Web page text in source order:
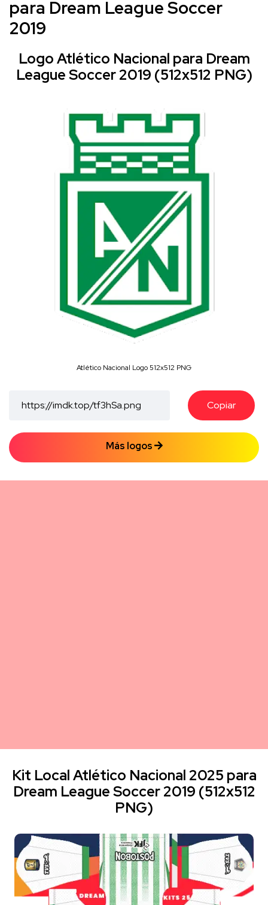
para Dream League Soccer
2019
Logo Atlético Nacional para Dream
League Soccer 2019 (512x512 PNG)
Atlético Nacional Logo 512x512 PNG
Copiar
Más logos
Kit Local Atlético Nacional 2025 para
Dream League Soccer 2019 (512x512
PNG)